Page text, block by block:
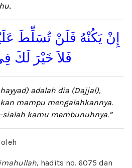
,
إِنْ يَكُنْهُ فَلَنْ تُسَلِّطَ
فَلاَ خَيْرَ لَكَ
adalah dia (Dajjal),
mampu mengalahkannya.
kamu membunuhnya.”
, hadits no. 6075 dan